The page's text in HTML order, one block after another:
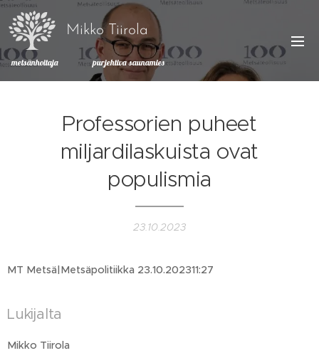
Mikko Tiirola
metsänhoitaja purjehtiva saunamies
Professorien puheet
miljardilaskuista ovat
populismia
23.10.2023
MT Metsä|Metsäpolitiikka 23.10.202311:27
Lukijalta
Mikko Tiirola